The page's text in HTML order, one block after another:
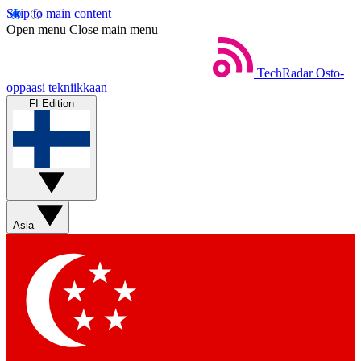
Skip to main content
Open menu Close main menu
TechRadar Osto-
oppaasi tekniikkaan
FI Edition
Asia